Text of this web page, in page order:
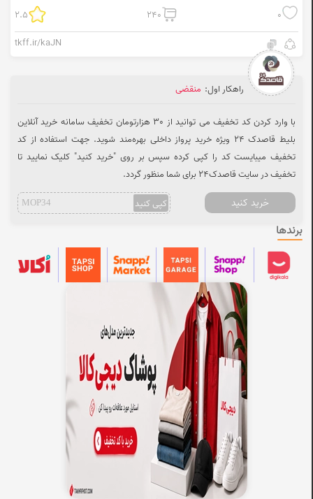
0
240
2.5
tkff.ir/kaJN
راهکار اول: منقضی
با وارد کردن کد تخفیف می ‌توانید از 30 هزارتومان تخفیف سامانه خرید آنلاین
بلیط قاصدک 24 ویژه خرید پرواز داخلی بهره‌مند شوید. جهت استفاده از کد
تخفیف میبایست کد را کپی کرده سپس بر روی "خرید کنید" کلیک نمایید تا
تخفیف در سایت قاصدک24 برای شما منظور گردد.
خرید کنید کپی کنید MOP34
برندها